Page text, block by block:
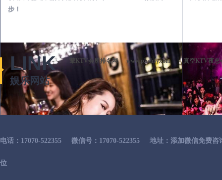
步！
LINK
娱乐网站
荤KTV会所排名网 www.phshsy.com 真空KTV夜总
电话：17070-522355 微信号：17070-522355 地址：添加微信免费咨
位